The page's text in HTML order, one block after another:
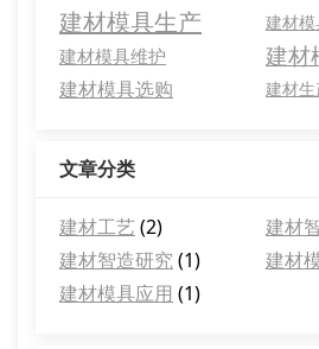
建材模具生产 建材
建材模具维护 建材
建材模具选购 建材
文章分类
建材工艺(2) 建材
建材智造研究 (1) 建材
建材模具应用 (1)